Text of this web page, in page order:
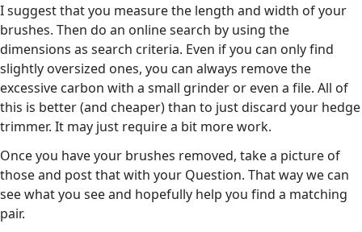
I suggest that you measure the length and width of your
brushes. Then do an online search by using the
dimensions as search criteria. Even if you can only find
slightly oversized ones, you can always remove the
excessive carbon with a small grinder or even a file. All of
this is better (and cheaper) than to just discard your hedge
trimmer. It may just require a bit more work.
Once you have your brushes removed, take a picture of
those and post that with your Question. That way we can
see what you see and hopefully help you find a matching
pair.